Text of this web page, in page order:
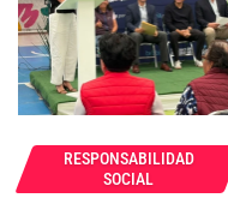
RESPONSABILIDAD
SOCIAL